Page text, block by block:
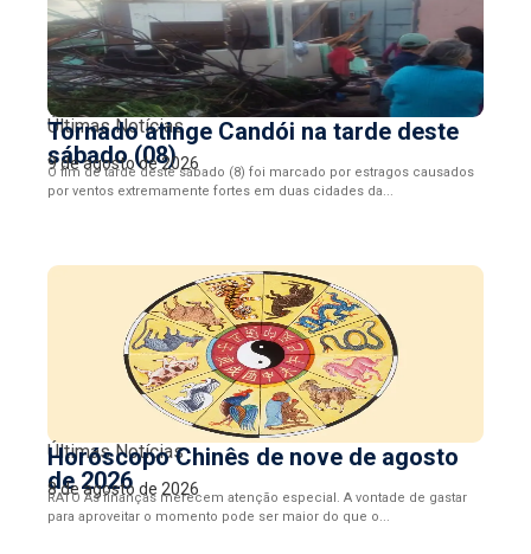
Últimas Notícias
Tornado atinge Candói na tarde deste
sábado (08)
9 de agosto de 2026
O fim de tarde deste sábado (8) foi marcado por estragos causados
por ventos extremamente fortes em duas cidades da...
Últimas Notícias
Horóscopo Chinês de nove de agosto
de 2026
8 de agosto de 2026
RATO As finanças merecem atenção especial. A vontade de gastar
para aproveitar o momento pode ser maior do que o...